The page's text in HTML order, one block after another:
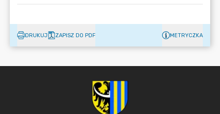
DRUKUJ ZAPISZ DO PDF METRYCZKA